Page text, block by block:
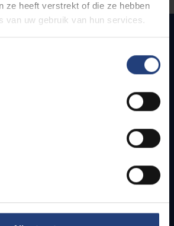
ze heeft verstrekt of die ze hebben
van uw gebruik van hun services.